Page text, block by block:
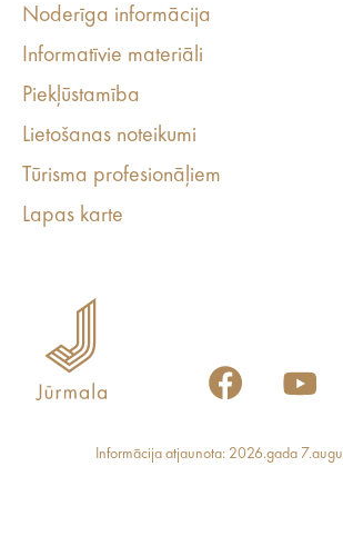
Noderīga informācija
Informatīvie materiāli
Piekļūstamība
Lietošanas noteikumi
Tūrisma profesionāļiem
Lapas karte
Informācija atjaunota: 2026.gada